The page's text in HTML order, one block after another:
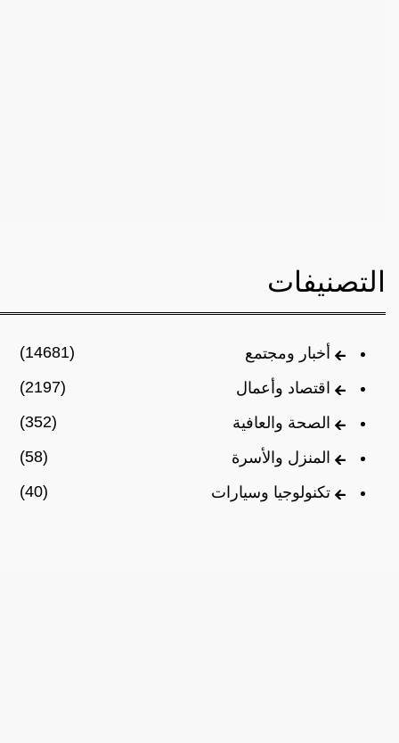
التصنيفات
أخبار ومجتمع
(14681)
اقتصاد وأعمال
(2197)
الصحة والعافية
(352)
المنزل والأسرة
(58)
تكنولوجيا وسيارات
(40)